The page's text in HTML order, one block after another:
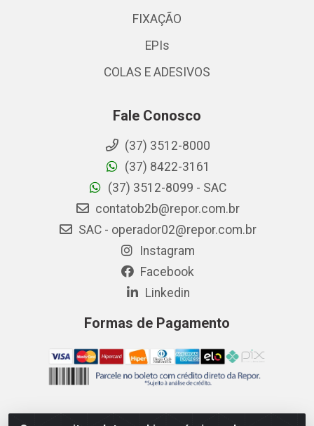
FIXAÇÃO
EPIs
COLAS E ADESIVOS
Fale Conosco
(37) 3512-8000
(37) 8422-3161
(37) 3512-8099 - SAC
contatob2b@repor.com.br
SAC - operador02@repor.com.br
Instagram
Facebook
Linkedin
Formas de Pagamento